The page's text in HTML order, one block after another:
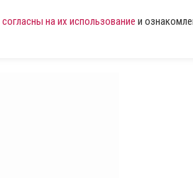
согласны на их использование и